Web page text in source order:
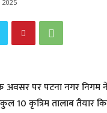
अवसर पर पटना नगर
कुल 10 कृत्रिम तालाब तैयार